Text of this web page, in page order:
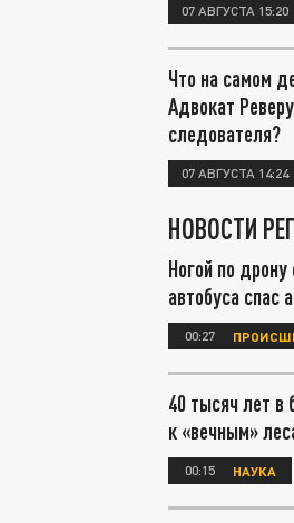
07 АВГУСТА 15:20
Что на самом
Адвокат
следователя?
07 АВГУСТА 14:24
НОВОСТИ
Ногой по
автобуса спас
00:27
40 тысяч лет в
к «вечным»
00:15 НАУКА